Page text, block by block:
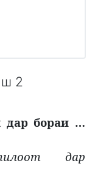
2
дар бораи …
дар